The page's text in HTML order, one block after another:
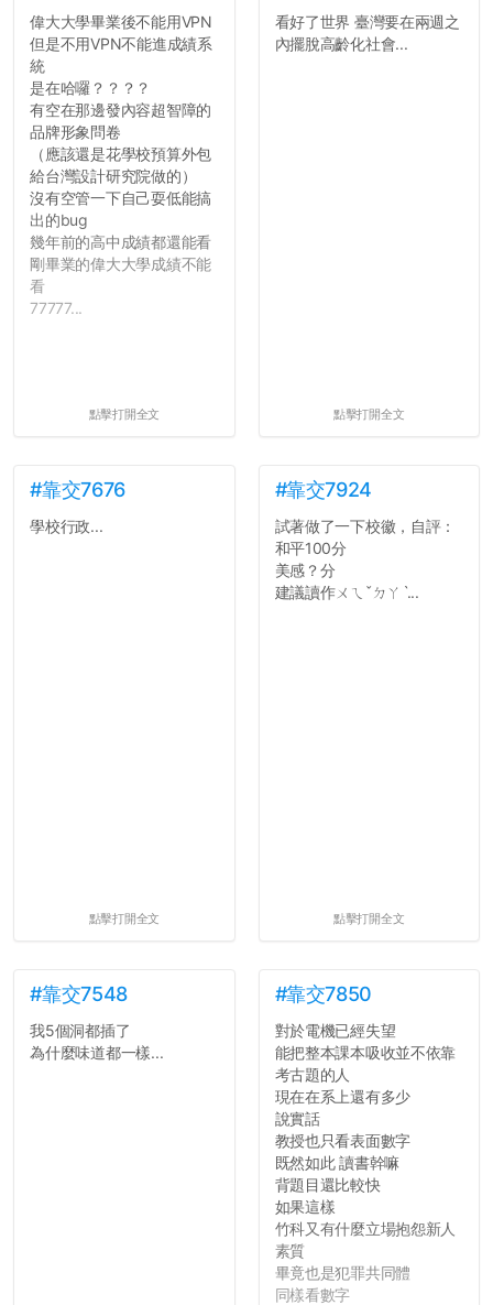
偉大大學畢業後不能用VPN
但是不用VPN不能進成績系
統
是在哈囉？？？？
有空在那邊發內容超智障的
品牌形象問卷
（應該還是花學校預算外包
給台灣設計研究院做的）
沒有空管一下自己耍低能搞
出的bug
幾年前的高中成績都還能看
剛畢業的偉大大學成績不能
看
77777...
點擊打開全文
看好了世界 臺灣要在兩週之
內擺脫高齡化社會...
點擊打開全文
#靠交7676
學校行政...
點擊打開全文
#靠交7924
試著做了一下校徽，自評：
和平100分
美感？分
建議讀作ㄨㄟˇㄉㄚˋ...
點擊打開全文
#靠交7548
我5個洞都插了
為什麼味道都一樣...
#靠交7850
對於電機已經失望
能把整本課本吸收並不依靠
考古題的人
現在在系上還有多少
說實話
教授也只看表面數字
既然如此 讀書幹嘛
背題目還比較快
如果這樣
竹科又有什麼立場抱怨新人
素質
畢竟也是犯罪共同體
同樣看數字